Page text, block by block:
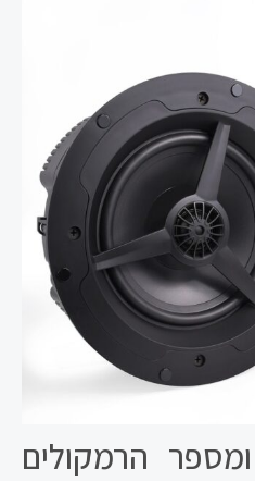
הרמקולים